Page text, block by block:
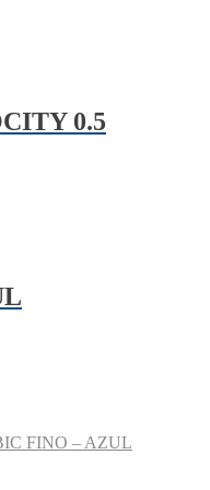
0.5
FINO – AZUL